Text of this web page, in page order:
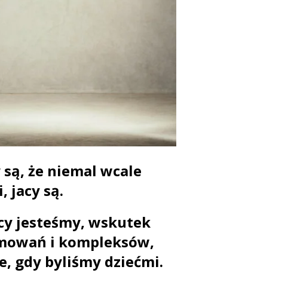
że niemal wcale
jacy są.
jesteśmy, wskutek
i kompleksów,
gdy byliśmy dziećmi.